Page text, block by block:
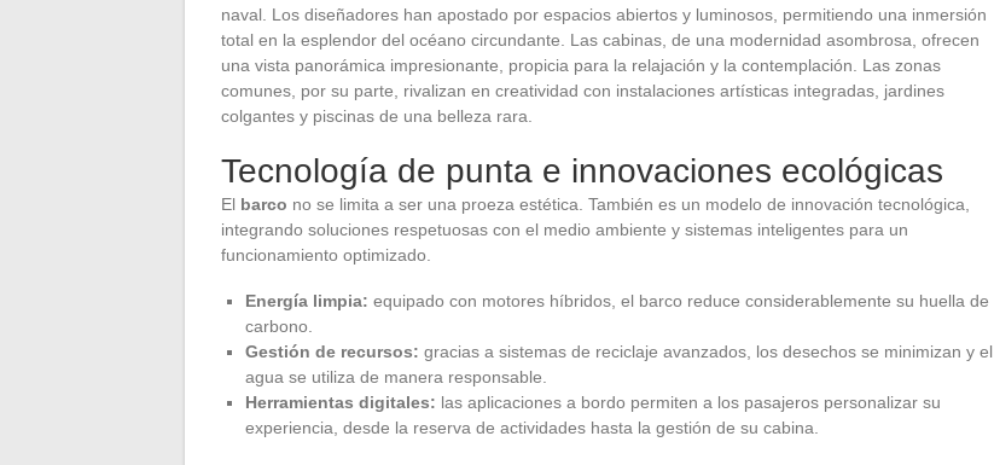
naval. Los diseñadores han apostado por espacios abiertos y luminosos, permitiendo una inmersión
total en la esplendor del océano circundante. Las cabinas, de una modernidad asombrosa, ofrecen
una vista panorámica impresionante, propicia para la relajación y la contemplación. Las zonas
comunes, por su parte, rivalizan en creatividad con instalaciones artísticas integradas, jardines
colgantes y piscinas de una belleza rara.
Tecnología de punta e innovaciones ecológicas
El barco no se limita a ser una proeza estética. También es un modelo de innovación tecnológica,
integrando soluciones respetuosas con el medio ambiente y sistemas inteligentes para un
funcionamiento optimizado.
Energía limpia: equipado con motores híbridos, el barco reduce considerablemente su huella de
carbono.
Gestión de recursos: gracias a sistemas de reciclaje avanzados, los desechos se minimizan y el
agua se utiliza de manera responsable.
Herramientas digitales: las aplicaciones a bordo permiten a los pasajeros personalizar su
experiencia, desde la reserva de actividades hasta la gestión de su cabina.